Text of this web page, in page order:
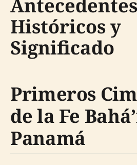
Antecedentes
Históricos y
Significado
Primeros
de la Fe
Panamá